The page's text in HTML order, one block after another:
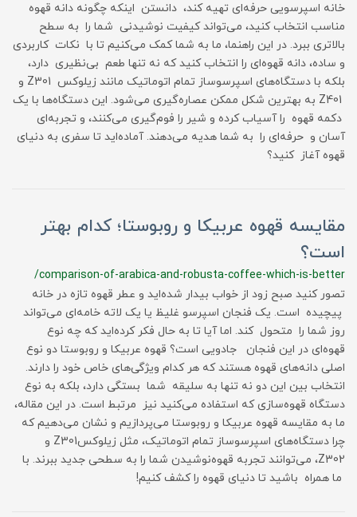
خانه اسپرسویی حرفه‌ای تهیه کند، دانستن اینکه چگونه دانه قهوه
مناسب انتخاب کنید، می‌تواند کیفیت نوشیدنی شما را به سطح
بالاتری ببرد. در این راهنما، ما به شما کمک می‌کنیم تا با نکات کاربردی
و ساده، دانه قهوه‌ای را انتخاب کنید که نه تنها طعم بی‌نظیری دارد،
بلکه با دستگاه‌های اسپرسوساز تمام اتوماتیک مانند زیلوکس Z301 و
Z401 به بهترین شکل ممکن عصاره‌گیری می‌شود. این دستگاه‌ها با یک
دکمه قهوه را آسیاب کرده و شیر را فوم‌گیری می‌کنند، و تجربه‌ای
آسان و حرفه‌ای را به شما هدیه می‌دهند. آماده‌اید تا سفری به دنیای
قهوه آغاز کنید؟
مقایسه قهوه عربیکا و روبوستا؛ کدام بهتر
است؟
/comparison-of-arabica-and-robusta-coffee-which-is-better
تصور کنید صبح زود از خواب بیدار شده‌اید و عطر قهوه تازه در خانه
پیچیده است. یک فنجان اسپرسو غلیظ یا یک لاته خامه‌ای می‌تواند
روز شما را متحول کند. اما آیا تا به حال فکر کرده‌اید که چه نوع
قهوه‌ای در این فنجان جادویی است؟ قهوه عربیکا و روبوستا دو نوع
اصلی دانه‌های قهوه هستند که هر کدام ویژگی‌های خاص خود را دارند.
انتخاب بین این دو نه تنها به سلیقه شما بستگی دارد، بلکه به نوع
دستگاه قهوه‌سازی که استفاده می‌کنید نیز مرتبط است. در این مقاله،
ما به مقایسه قهوه عربیکا و روبوستا می‌پردازیم و نشان می‌دهیم که
چرا دستگاه‌های اسپرسوساز تمام اتوماتیک، مثل زیلوکسZ301 و
Z302، می‌توانند تجربه قهوه‌نوشیدن شما را به سطحی جدید ببرند. با
ما همراه باشید تا دنیای قهوه را کشف کنیم!